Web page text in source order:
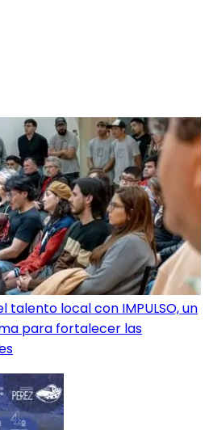
talento local con IMPULSO, un
para fortalecer las